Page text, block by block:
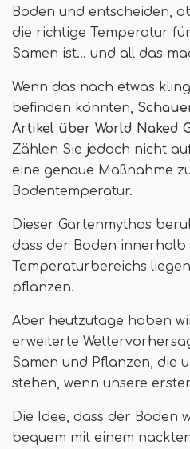
Boden und entscheiden,
die richtige Temperatur
Samen ist… und all das
Wenn das nach etwas
befinden könnten,
Artikel über World Naked
Zählen Sie jedoch nicht
eine genaue Maßnahme
Bodentemperatur.
Dieser Gartenmythos
dass der Boden innerhalb
Temperaturbereichs
pflanzen.
Aber heutzutage haben
erweiterte
Samen und Pflanzen, die
stehen, wenn unsere
Die Idee, dass der Boden
bequem mit einem